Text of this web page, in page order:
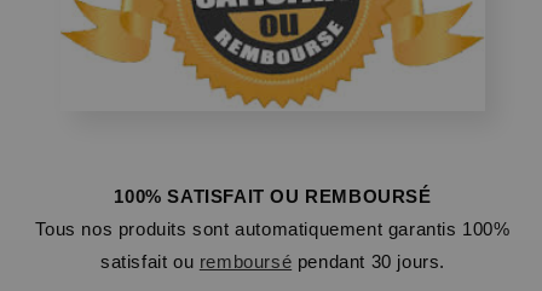
100% SATISFAIT OU REMBOURSÉ
Tous nos produits sont automatiquement garantis 100%
satisfait ou remboursé pendant 30 jours.